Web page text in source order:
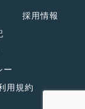
採用情報
ー
用規約